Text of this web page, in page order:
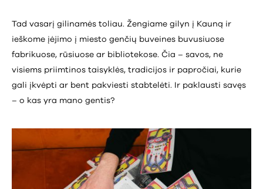
Tad vasarį gilinamės toliau. Žengiame gilyn į Kauną ir
ieškome įėjimo į miesto genčių buveines buvusiuose
fabrikuose, rūsiuose ar bibliotekose. Čia – savos, ne
visiems priimtinos taisyklės, tradicijos ir papročiai, kurie
gali įkvėpti ar bent pakviesti stabtelėti. Ir paklausti savęs
– o kas yra mano gentis?